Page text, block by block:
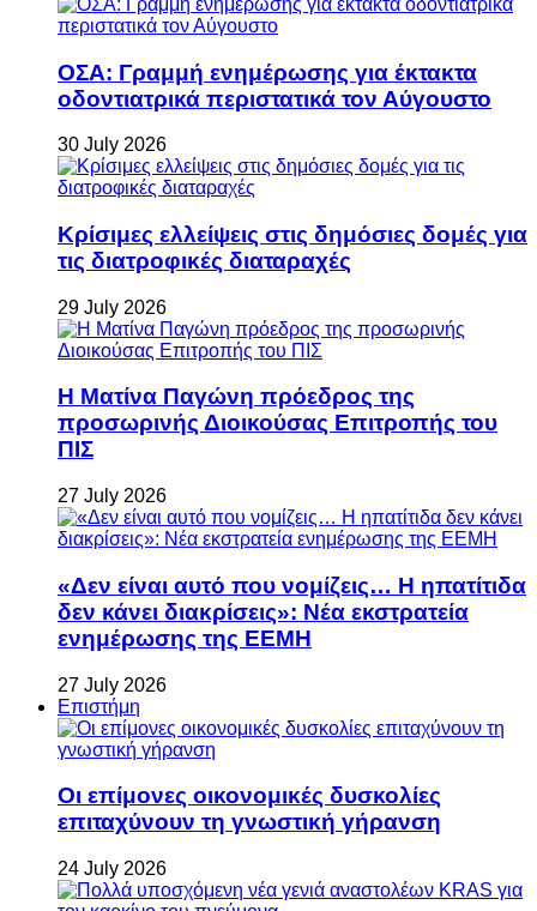
ΟΣΑ: Γραμμή ενημέρωσης για έκτακτα
οδοντιατρικά περιστατικά τον Αύγουστο
30 July 2026
Κρίσιμες ελλείψεις στις δημόσιες δομές για
τις διατροφικές διαταραχές
29 July 2026
Η Ματίνα Παγώνη πρόεδρος της
προσωρινής Διοικούσας Επιτροπής του
ΠΙΣ
27 July 2026
«Δεν είναι αυτό που νομίζεις… Η ηπατίτιδα
δεν κάνει διακρίσεις»: Νέα εκστρατεία
ενημέρωσης της ΕΕΜΗ
27 July 2026
Επιστήμη
Οι επίμονες οικονομικές δυσκολίες
επιταχύνουν τη γνωστική γήρανση
24 July 2026